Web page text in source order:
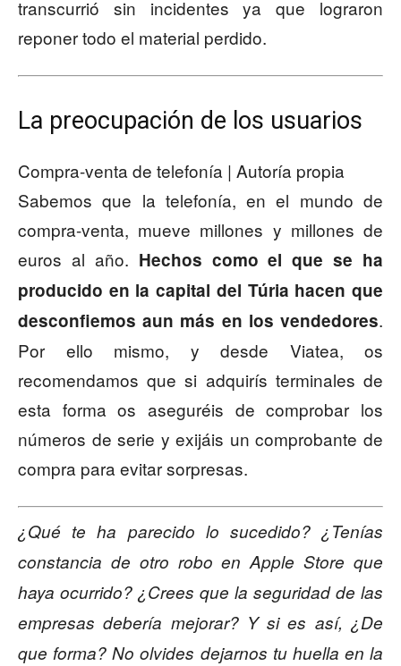
transcurrió sin incidentes ya que lograron
reponer todo el material perdido.
La preocupación de los usuarios
Compra-venta de telefonía | Autoría propia
Sabemos que la telefonía, en el mundo de
compra-venta, mueve millones y millones de
euros al año. Hechos como el que se ha
producido en la capital del Túria hacen que
desconfiemos aun más en los vendedores.
Por ello mismo, y desde Viatea, os
recomendamos que si adquirís terminales de
esta forma os aseguréis de comprobar los
números de serie y exijáis un comprobante de
compra para evitar sorpresas.
¿Qué te ha parecido lo sucedido? ¿Tenías
constancia de otro robo en Apple Store que
haya ocurrido? ¿Crees que la seguridad de las
empresas debería mejorar? Y si es así, ¿De
que forma? No olvides dejarnos tu huella en la